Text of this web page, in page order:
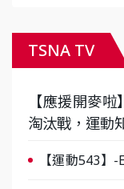
TSNA TV
【應援開麥
淘汰戰，運動
【運動543】